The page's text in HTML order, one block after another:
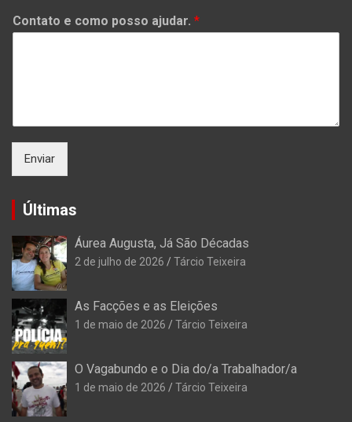
Contato e como posso ajudar. *
Enviar
Últimas
Áurea Augusta, Já São Décadas
2 de julho de 2026 Tárcio Teixeira
As Facções e as Eleições
1 de maio de 2026 Tárcio Teixeira
O Vagabundo e o Dia do/a Trabalhador/a
1 de maio de 2026 Tárcio Teixeira